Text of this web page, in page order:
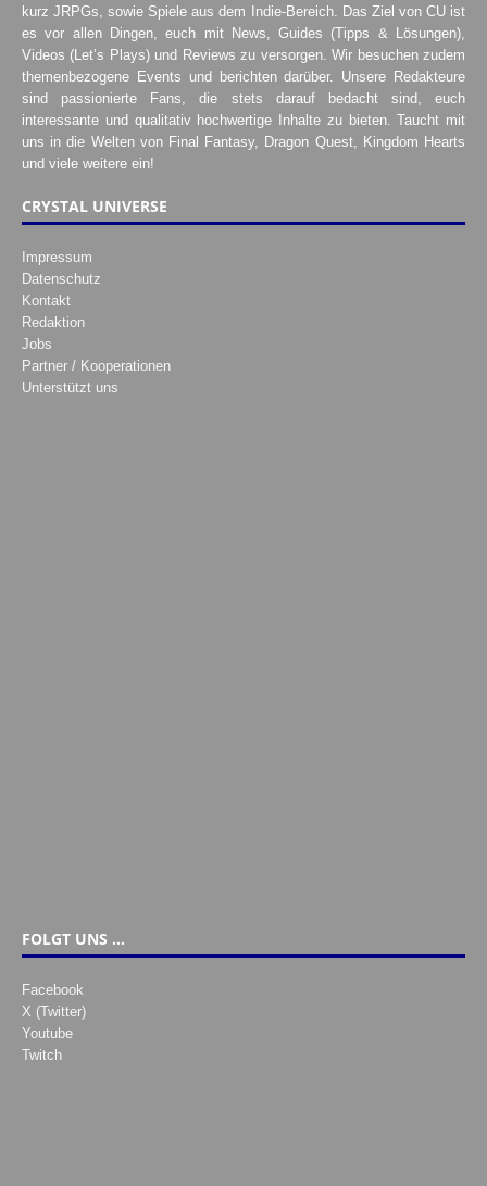
kurz JRPGs, sowie Spiele aus dem Indie-Bereich. Das Ziel von CU ist
es vor allen Dingen, euch mit News, Guides (Tipps & Lösungen),
Videos (Let’s Plays) und Reviews zu versorgen. Wir besuchen zudem
themenbezogene Events und berichten darüber. Unsere Redakteure
sind passionierte Fans, die stets darauf bedacht sind, euch
interessante und qualitativ hochwertige Inhalte zu bieten. Taucht mit
uns in die Welten von Final Fantasy, Dragon Quest, Kingdom Hearts
und viele weitere ein!
CRYSTAL UNIVERSE
Impressum
Datenschutz
Kontakt
Redaktion
Jobs
Partner / Kooperationen
Unterstützt uns
FOLGT UNS …
Facebook
X (Twitter)
Youtube
Twitch